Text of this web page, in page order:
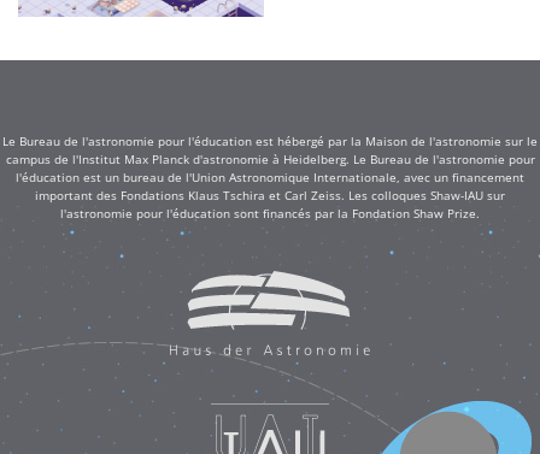
Le Bureau de l'astronomie pour l'éducation est hébergé par la Maison de l'astronomie sur le
campus de l'Institut Max Planck d'astronomie à Heidelberg. Le Bureau de l'astronomie pour
l'éducation est un bureau de l'Union Astronomique Internationale, avec un financement
important des Fondations Klaus Tschira et Carl Zeiss. Les colloques Shaw-IAU sur
l'astronomie pour l'éducation sont financés par la Fondation Shaw Prize.